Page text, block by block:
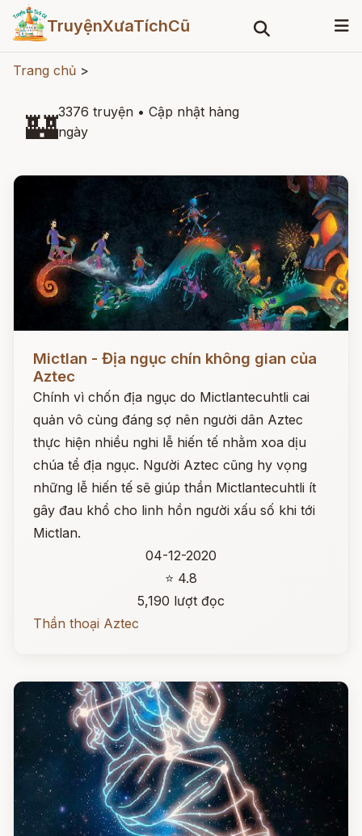
TruyệnXưaTíchCũ
Trang chủ >
🏰3376 truyện • Cập nhật hàng
ngày
Mictlan - Địa ngục chín không gian của
Aztec
Chính vì chốn địa ngục do Mictlantecuhtli cai
quản vô cùng đáng sợ nên người dân Aztec
thực hiện nhiều nghi lễ hiến tế nhằm xoa dịu
chúa tể địa ngục. Người Aztec cũng hy vọng
những lễ hiến tế sẽ giúp thần Mictlantecuhtli ít
gây đau khổ cho linh hồn người xấu số khi tới
Mictlan.
04-12-2020
⭐ 4.8
5,190 lượt đọc
Thần thoại Aztec